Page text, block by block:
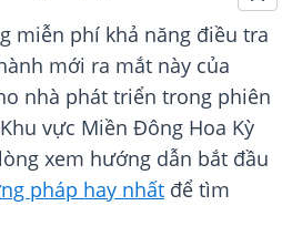
miễn phí khả năng điều tra
mới ra mắt này của
nhà phát triển trong phiên
vực Miền Đông Hoa Kỳ
xem hướng dẫn bắt đầu
pháp hay nhất để tìm